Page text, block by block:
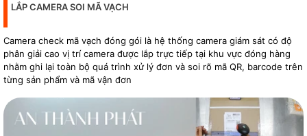
LẮP CAMERA SOI MÃ VẠCH
Camera check mã vạch đóng gói là hệ thống camera giám sát có độ
phân giải cao vị trí camera được lắp trực tiếp tại khu vực đóng hàng
nhằm ghi lại toàn bộ quá trình xử lý đơn và soi rõ mã QR, barcode trên
từng sản phẩm và mã vận đơn